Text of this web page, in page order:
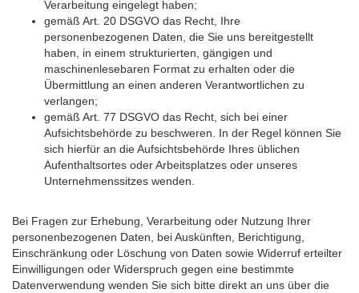
Verarbeitung eingelegt haben;
gemäß Art. 20 DSGVO das Recht, Ihre
personenbezogenen Daten, die Sie uns bereitgestellt
haben, in einem strukturierten, gängigen und
maschinenlesebaren Format zu erhalten oder die
Übermittlung an einen anderen Verantwortlichen zu
verlangen;
gemäß Art. 77 DSGVO das Recht, sich bei einer
Aufsichtsbehörde zu beschweren. In der Regel können Sie
sich hierfür an die Aufsichtsbehörde Ihres üblichen
Aufenthaltsortes oder Arbeitsplatzes oder unseres
Unternehmenssitzes wenden.
Bei Fragen zur Erhebung, Verarbeitung oder Nutzung Ihrer
personenbezogenen Daten, bei Auskünften, Berichtigung,
Einschränkung oder Löschung von Daten sowie Widerruf erteilter
Einwilligungen oder Widerspruch gegen eine bestimmte
Datenverwendung wenden Sie sich bitte direkt an uns über die